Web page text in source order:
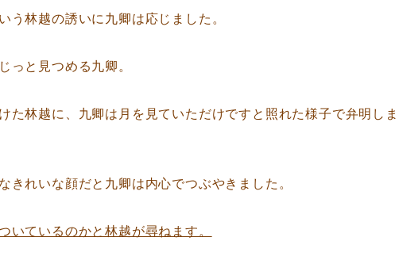
う林越の誘いに九卿は応じました。
っと見つめる九卿。
た林越に、九卿は月を見ていただけですと照れた様子で弁明しま
きれいな顔だと九卿は内心でつぶやきました。
いているのかと林越が尋ねます。